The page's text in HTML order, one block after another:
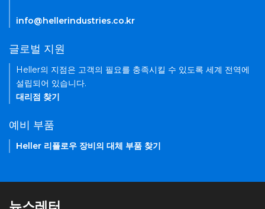
info@hellerindustries.co.kr
글로벌 지원
Heller의 지점은 고객의 필요를 충족시킬 수 있도록 세계 전역에
설립되어 있습니다.
대리점 찾기
예비 부품
Heller 리플로우 장비의 대체 부품 찾기